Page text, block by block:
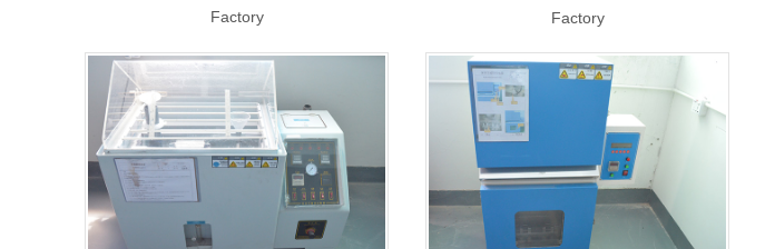
Factory Factory